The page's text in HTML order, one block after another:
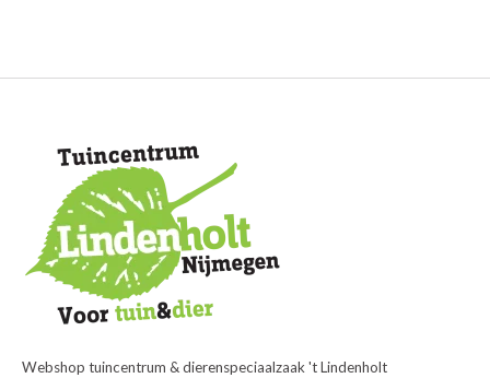
Webshop tuincentrum & dierenspeciaalzaak 't Lindenholt